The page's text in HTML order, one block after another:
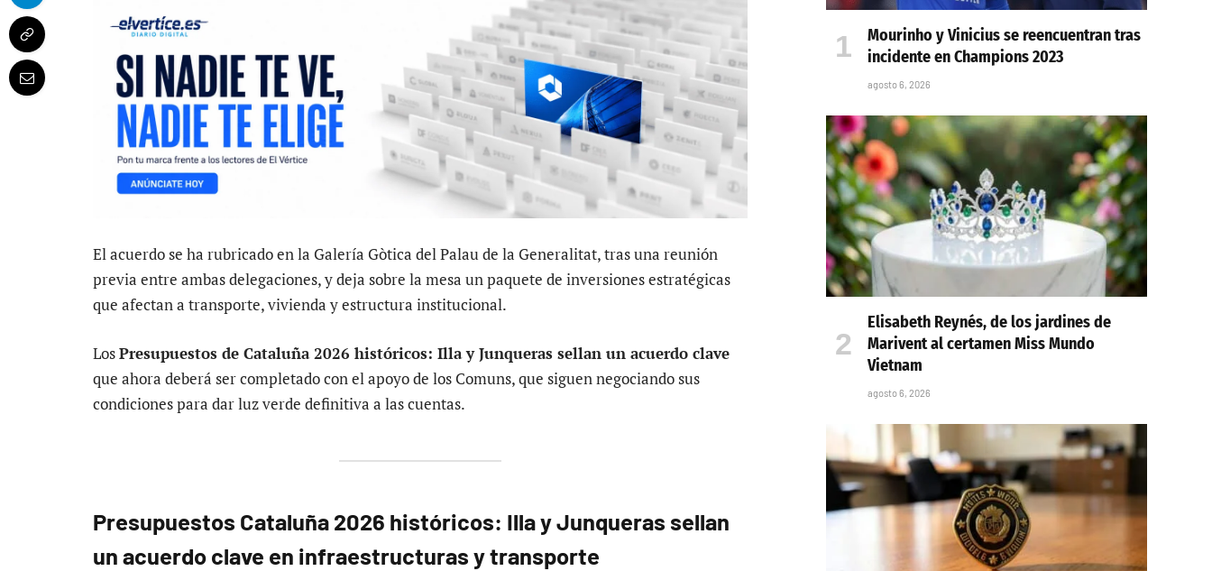
El acuerdo se ha rubricado en la Galería Gòtica del Palau de la Generalitat, tras una reunión
previa entre ambas delegaciones, y deja sobre la mesa un paquete de inversiones estratégicas
que afectan a transporte, vivienda y estructura institucional.
LosPresupuestos de Cataluña 2026 históricos: Illa y Junqueras sellan un acuerdo clave
que ahora deberá ser completado con el apoyo de los Comuns, que siguen negociando sus
condiciones para dar luz verde definitiva a las cuentas.
Presupuestos Cataluña 2026 históricos: Illa y Junqueras sellan
un acuerdo clave en infraestructuras y transporte
Mourinho y Vinicius se reencuentran tras
incidente en Champions 2023
agosto 6, 2026
Elisabeth Reynés, de los jardines de
Marivent al certamen Miss Mundo
Vietnam
agosto 6, 2026